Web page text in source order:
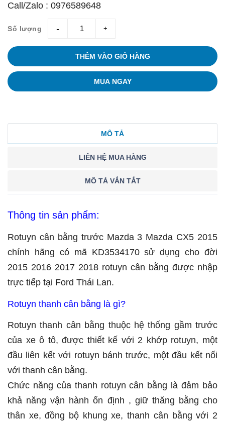
Call/Zalo : 0976589648
Số lượng giam tang
THÊM VÀO GIỎ HÀNG
MUA NGAY
MÔ TẢ
LIÊN HỆ MUA HÀNG
MÔ TẢ VẮN TẮT
Thông tin sản phẩm:
Rotuyn cân bằng trước Mazda 3 Mazda CX5 2015
chính hãng có mã KD3534170 sử dụng cho đời
2015 2016 2017 2018 rotuyn cân bằng được nhập
trực tiếp tại Ford Thái Lan.
Rotuyn thanh cân bằng là gì?
Rotuyn thanh cân bằng thuộc hệ thống gầm trước
của xe ô tô, được thiết kế với 2 khớp rotuyn, một
đầu liên kết với rotuyn bánh trước, một đầu kết nối
với thanh cân bằng.
Chức năng của thanh rotuyn cân bằng là đảm bảo
khả năng vận hành ổn định , giữ thăng bằng cho
thân xe, đồng bộ khung xe, thanh cân bằng với 2